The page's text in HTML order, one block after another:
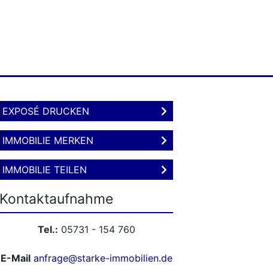
EXPOSÉ DRUCKEN
IMMOBILIE MERKEN
IMMOBILIE TEILEN
Kontaktaufnahme
Tel.: 05731 - 154 760
E-Mail anfrage@starke-immobilien.de